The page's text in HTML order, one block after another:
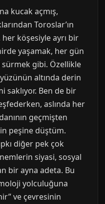
kucak açmış,
Toroslar’ın
köşesiyle ayrı bir
yaşamak, her gün
gibi. Özellikle
altında derin
Ben de bir
aslında her
geçmişten
peşine düştüm.
diğer pek çok
siyasi, sosyal
bir ayna adeta. Bu
yolculuğuna
ve çevresinin